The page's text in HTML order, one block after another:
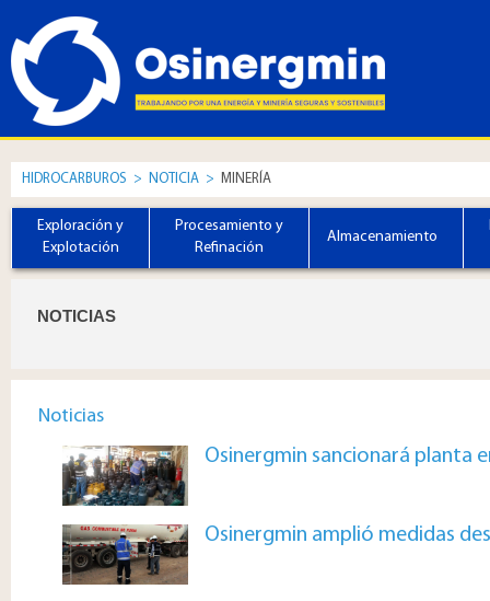
HIDROCARBUROS > NOTICIA > MINERÍA
Exploración y
Explotación
Procesamiento y
Refinación
Almacenamiento
NOTICIAS
Noticias
Osinergmin sancionará planta
Osinergmin amplió medidas